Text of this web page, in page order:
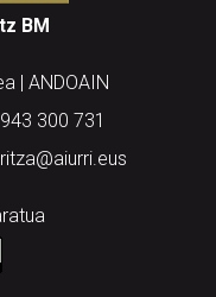
BM
| ANDOAIN
300 731